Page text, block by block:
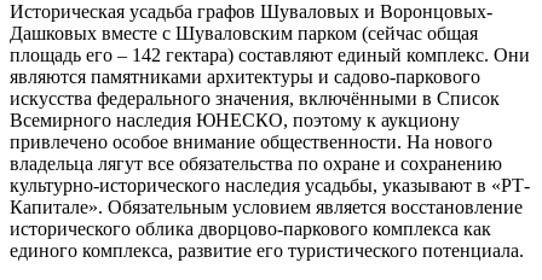
Историческая усадьба графов Шуваловых и Воронцовых-
Дашковых вместе с Шуваловским парком (сейчас общая
площадь его – 142 гектара) составляют единый комплекс. Они
являются памятниками архитектуры и садово-паркового
искусства федерального значения, включёнными в Список
Всемирного наследия ЮНЕСКО, поэтому к аукциону
привлечено особое внимание общественности. На нового
владельца лягут все обязательства по охране и сохранению
культурно-исторического наследия усадьбы, указывают в «РТ-
Капитале». Обязательным условием является восстановление
исторического облика дворцово-паркового комплекса как
единого комплекса, развитие его туристического потенциала.